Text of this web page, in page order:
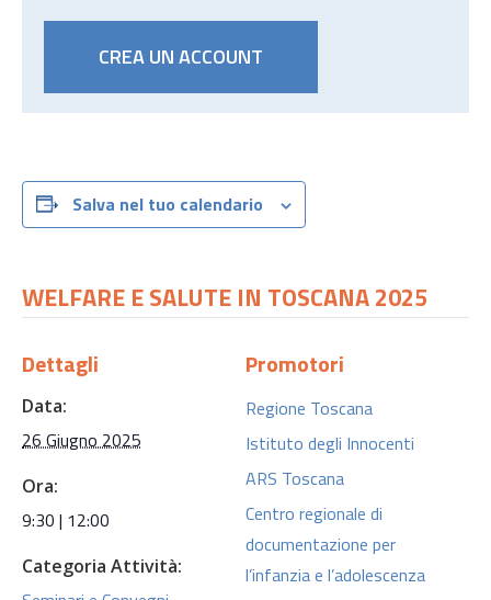
CREA UN ACCOUNT
Salva nel tuo calendario
WELFARE E SALUTE IN TOSCANA 2025
Dettagli
Data:
26 Giugno 2025
Ora:
9:30 | 12:00
Categoria Attività:
Promotori
Regione Toscana
Istituto degli Innocenti
ARS Toscana
Centro regionale di
documentazione per
l’infanzia e l’adolescenza